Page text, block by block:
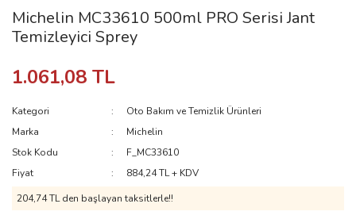
Michelin MC33610 500ml PRO Serisi Jant
Temizleyici Sprey
1.061,08 TL
Kategori
Oto Bakım ve Temizlik Ürünleri
Marka
Michelin
Stok Kodu
F_MC33610
Fiyat
884,24 TL + KDV
204,74 TL den başlayan taksitlerle!!